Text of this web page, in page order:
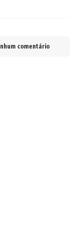
comentário